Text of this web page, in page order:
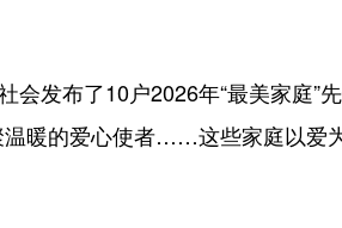
发布了10户2026年“最美家庭”
温暖的爱心使者……这些家庭以爱